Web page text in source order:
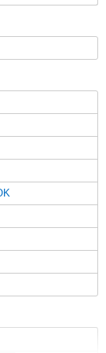
2］17-22時 時給
円 ［4］5-9時
見る
］調理補助・食
コンテナ積込み
途配送手当1日
円 ・配送
（加須センター）